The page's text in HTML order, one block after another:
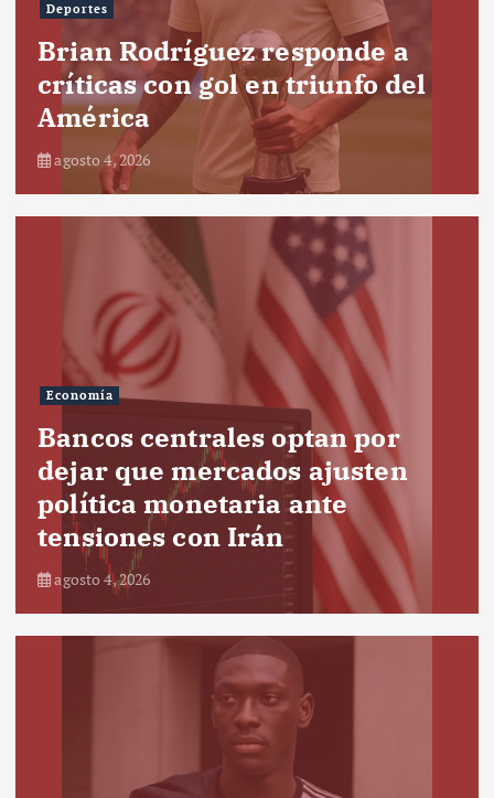
Deportes
Brian Rodríguez responde a
críticas con gol en triunfo del
América
agosto 4, 2026
Economía
Bancos centrales optan por
dejar que mercados ajusten
política monetaria ante
tensiones con Irán
agosto 4, 2026